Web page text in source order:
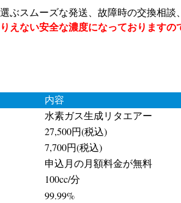
スムーズな発送、故障時の交換相
えない安全な濃度になっております
内容
水素ガス生成リタエアー
27,500円(税込)
7,700円(税込)
申込月の月額料金が無料
100cc/分
99.99%